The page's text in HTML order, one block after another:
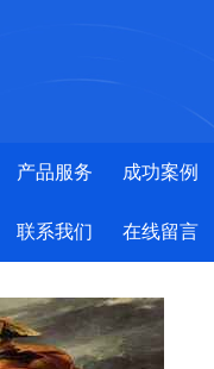
产品服务 成功案例
联系我们 在线留言